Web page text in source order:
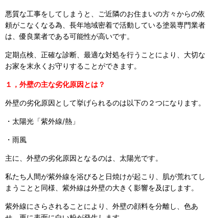
悪質な工事をしてしまうと、ご近隣のお住まいの方々からの依
頼がこなくなる為、長年地域密着で活動している塗装専門業者
は、優良業者である可能性が高いです。
定期点検、正確な診断、最適な対処を行うことにより、大切な
お家を末永くお守りすることができます。
１，外壁の主な劣化原因とは？
外壁の劣化原因として挙げられるのは以下の２つになります。
・太陽光「紫外線/熱」
・雨風
主に、外壁の劣化原因となるのは、太陽光です。
私たち人間が紫外線を浴びると日焼けが起こり、肌が荒れてし
まうことと同様、紫外線は外壁の大きく影響を及ぼします。
紫外線にさらされることにより、外壁の顔料を分離し、色あ